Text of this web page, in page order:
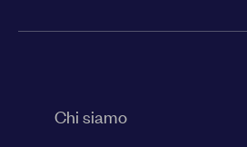
Chi siamo